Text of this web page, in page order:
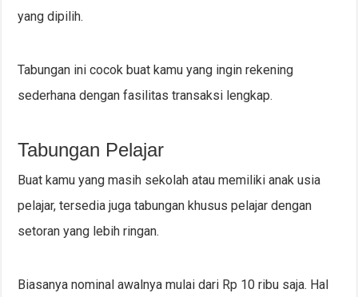
yang dipilih.
Tabungan ini cocok buat kamu yang ingin rekening
sederhana dengan fasilitas transaksi lengkap.
Tabungan Pelajar
Buat kamu yang masih sekolah atau memiliki anak usia
pelajar, tersedia juga tabungan khusus pelajar dengan
setoran yang lebih ringan.
Biasanya nominal awalnya mulai dari Rp 10 ribu saja. Hal